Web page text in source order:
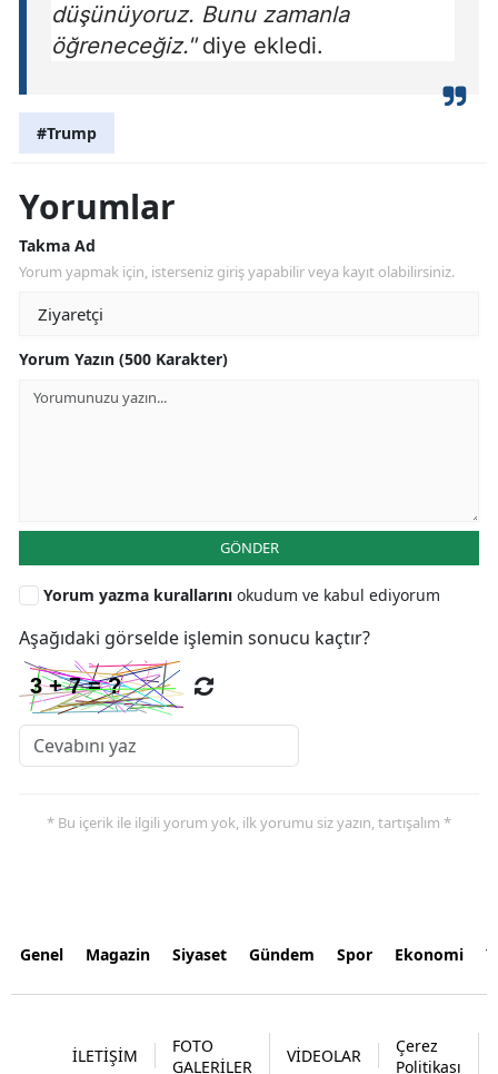
düşünüyoruz. Bunu zamanla
öğreneceğiz."diye ekledi.
#Trump
Yorumlar
Takma Ad
Yorum yapmak için, isterseniz giriş yapabilir veya kayıt olabilirsiniz.
Yorum Yazın (500 Karakter)
GÖNDER
Yorum yazma kurallarını okudum ve kabul ediyorum
Aşağıdaki görselde işlemin sonucu kaçtır?
* Bu içerik ile ilgili yorum yok, ilk yorumu siz yazın, tartışalım *
Genel Magazin Siyaset Gündem Spor Ekonomi
İLETİŞİM
FOTO
GALERİLER
VİDEOLAR
Çerez
Politikası